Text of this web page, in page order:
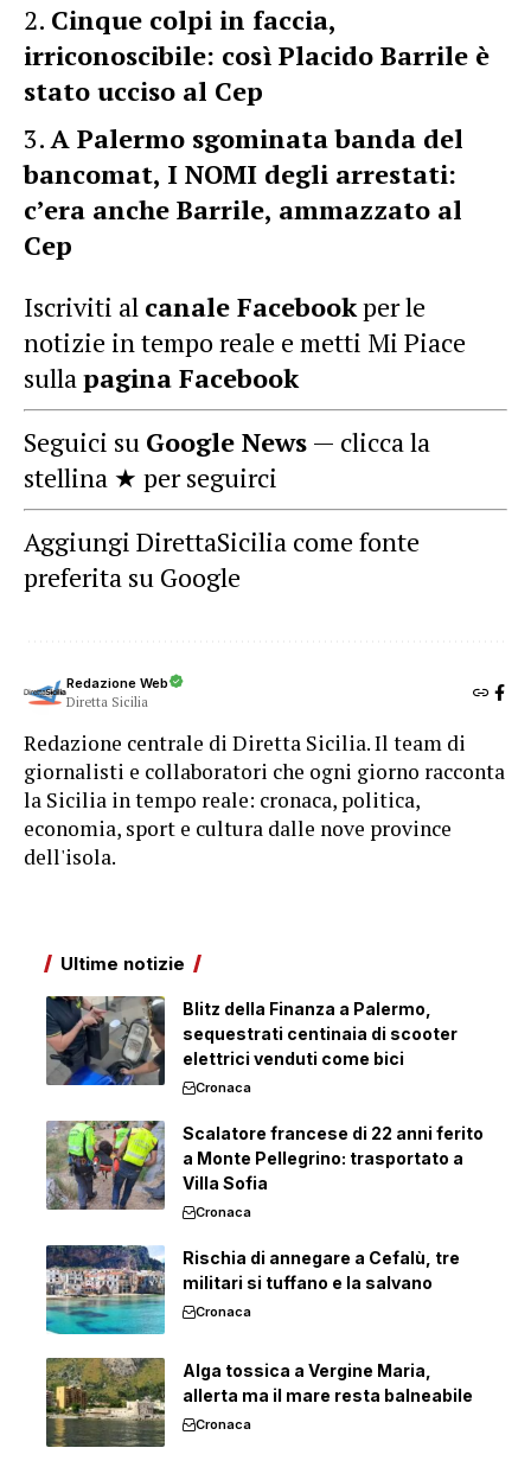
Cinque colpi in faccia,
irriconoscibile: così Placido Barrile è
stato ucciso al Cep
A Palermo sgominata banda del
bancomat, I NOMI degli arrestati:
c’era anche Barrile, ammazzato al
Cep
Iscriviti al canale Facebookper le
notizie in tempo reale e metti Mi Piace
sullapagina Facebook
Seguici su Google News — clicca la
stellina ★ per seguirci
Aggiungi DirettaSicilia come fonte
preferita su Google
Redazione Web
Diretta Sicilia
Redazione centrale di Diretta Sicilia. Il team di
giornalisti e collaboratori che ogni giorno racconta
la Sicilia in tempo reale: cronaca, politica,
economia, sport e cultura dalle nove province
dell'isola.
Ultime notizie
Blitz della Finanza a Palermo,
sequestrati centinaia di scooter
elettrici venduti come bici
Cronaca
Scalatore francese di 22 anni ferito
a Monte Pellegrino: trasportato a
Villa Sofia
Cronaca
Rischia di annegare a Cefalù, tre
militari si tuffano e la salvano
Cronaca
Alga tossica a Vergine Maria,
allerta ma il mare resta balneabile
Cronaca